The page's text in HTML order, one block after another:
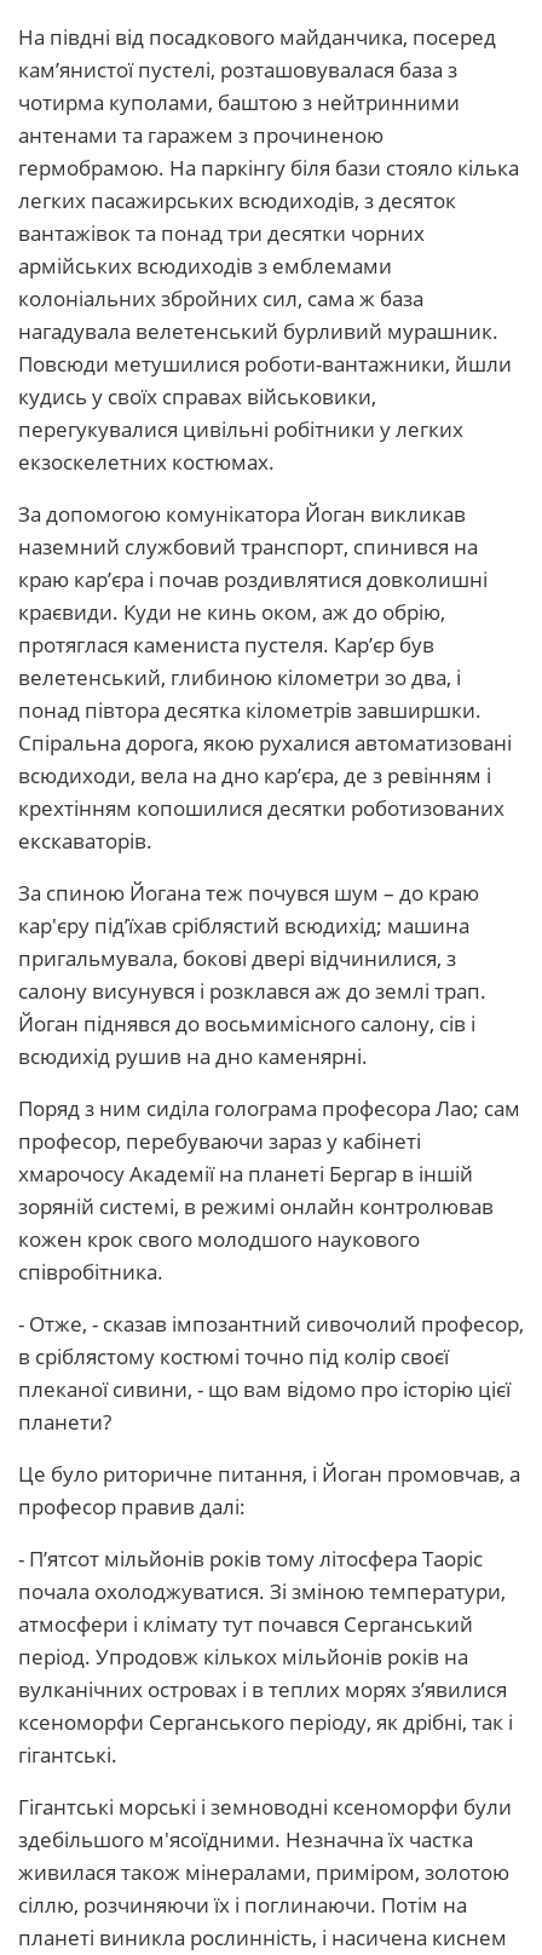
На півдні від посадкового майданчика, посеред
кам’янистої пустелі, розташовувалася база з
чотирма куполами, баштою з нейтринними
антенами та гаражем з прочиненою
гермобрамою. На паркінгу біля бази стояло кілька
легких пасажирських всюдиходів, з десяток
вантажівок та понад три десятки чорних
армійських всюдиходів з емблемами
колоніальних збройних сил, сама ж база
нагадувала велетенський бурливий мурашник.
Повсюди метушилися роботи-вантажники, йшли
кудись у своїх справах військовики,
перегукувалися цивільні робітники у легких
екзоскелетних костюмах.
За допомогою комунікатора Йоган викликав
наземний службовий транспорт, спинився на
краю кар’єра і почав роздивлятися довколишні
краєвиди. Куди не кинь оком, аж до обрію,
протяглася камениста пустеля. Кар’єр був
велетенський, глибиною кілометри зо два, і
понад півтора десятка кілометрів завширшки.
Спіральна дорога, якою рухалися автоматизовані
всюдиходи, вела на дно кар’єра, де з ревінням і
крехтінням копошилися десятки роботизованих
екскаваторів.
За спиною Йогана теж почувся шум – до краю
кар'єру під’їхав сріблястий всюдихід; машина
пригальмувала, бокові двері відчинилися, з
салону висунувся і розклався аж до землі трап.
Йоган піднявся до восьмимісного салону, сів і
всюдихід рушив на дно каменярні.
Поряд з ним сиділа голограма професора Лао; сам
професор, перебуваючи зараз у кабінеті
хмарочосу Академії на планеті Бергар в іншій
зоряній системі, в режимі онлайн контролював
кожен крок свого молодшого наукового
співробітника.
- Отже, - сказав імпозантний сивочолий професор,
в сріблястому костюмі точно під колір своєї
плеканої сивини, - що вам відомо про історію цієї
планети?
Це було риторичне питання, і Йоган промовчав, а
професор правив далі:
- П’ятсот мільйонів років тому літосфера Таоріс
почала охолоджуватися. Зі зміною температури,
атмосфери і клімату тут почався Серганський
період. Упродовж кількох мільйонів років на
вулканічних островах і в теплих морях з’явилися
ксеноморфи Серганського періоду, як дрібні, так і
гігантські.
Гігантські морські і земноводні ксеноморфи були
здебільшого м'ясоїдними. Незначна їх частка
живилася також мінералами, приміром, золотою
сіллю, розчиняючи їх і поглинаючи. Потім на
планеті виникла рослинність, і насичена киснем